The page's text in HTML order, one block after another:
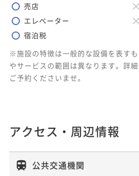
売店
エレベーター
宿泊税
※施設の特徴は一般的な設備を表す
やサービスの範囲は異なります。詳
ご予約くださいませ。
アクセス・周辺情報
公共交通機関